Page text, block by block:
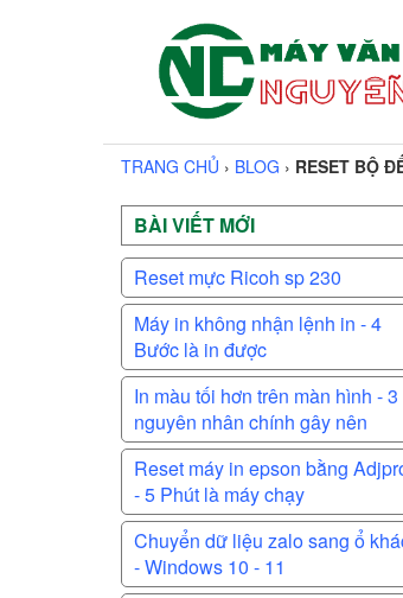
TRANG CHỦ › BLOG › RESET BỘ
BÀI VIẾT MỚI
Reset mực Ricoh sp 230
Máy in không nhận lệnh in - 4
Bước là in được
In màu tối hơn trên màn hình - 3
nguyên nhân chính gây nên
Reset máy in epson bằng
- 5 Phút là máy chạy
Chuyển dữ liệu zalo sang ổ
- Windows 10 - 11